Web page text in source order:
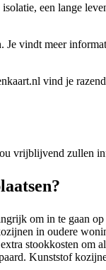
een lange
vindt meer
vind je
vrijblijvend zullen
om in te gaan
in oudere
stookkosten
Kunststof